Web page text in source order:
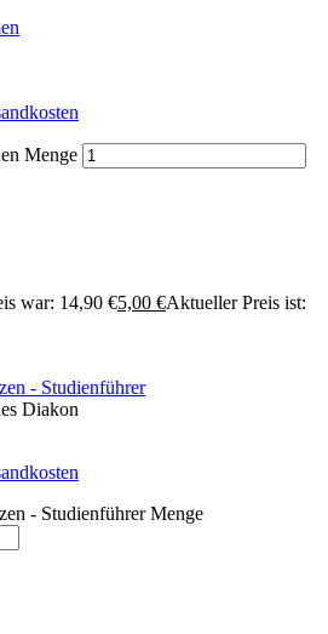
Menge
war: 14,90 €5,00 €Aktueller Preis ist:
- Studienführer
Diakon
- Studienführer Menge